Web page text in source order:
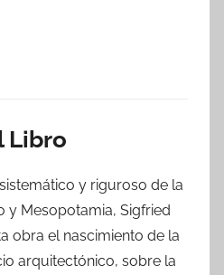
Libro
y riguroso de la
y Mesopotamia, Sigfried
obra el nascimiento de la
arquitectónico, sobre la